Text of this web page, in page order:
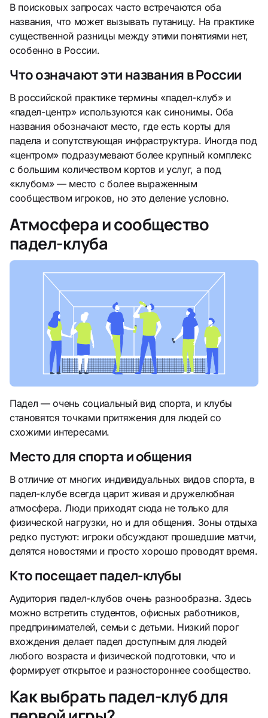
В поисковых запросах часто встречаются оба
названия, что может вызывать путаницу. На практике
существенной разницы между этими понятиями нет,
особенно в России.
Что означают эти названия в России
В российской практике термины «падел-клуб» и
«падел-центр» используются как синонимы. Оба
названия обозначают место, где есть корты для
падела и сопутствующая инфраструктура. Иногда под
«центром» подразумевают более крупный комплекс
с большим количеством кортов и услуг, а под
«клубом» — место с более выраженным
сообществом игроков, но это деление условно.
Атмосфера и сообщество
падел-клуба
Падел — очень социальный вид спорта, и клубы
становятся точками притяжения для людей со
схожими интересами.
Место для спорта и общения
В отличие от многих индивидуальных видов спорта, в
падел-клубе всегда царит живая и дружелюбная
атмосфера. Люди приходят сюда не только для
физической нагрузки, но и для общения. Зоны отдыха
редко пустуют: игроки обсуждают прошедшие матчи,
делятся новостями и просто хорошо проводят время.
Кто посещает падел-клубы
Аудитория падел-клубов очень разнообразна. Здесь
можно встретить студентов, офисных работников,
предпринимателей, семьи с детьми. Низкий порог
вхождения делает падел доступным для людей
любого возраста и физической подготовки, что и
формирует открытое и разностороннее сообщество.
Как выбрать падел-клуб для